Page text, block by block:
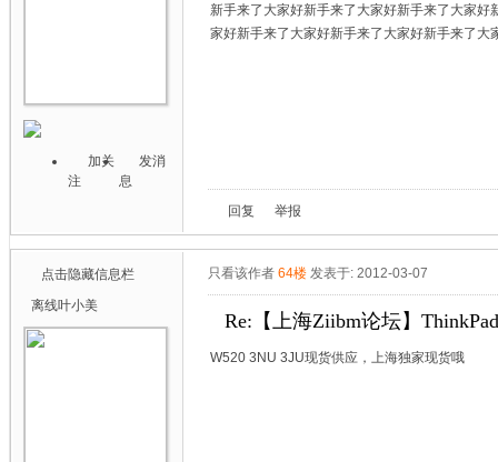
加关
注
发消
息
新手来了大家好新手来了大家好新手来了大家
家好新手来了大家好新手来了大家好新手来了大
回复 举报
点击隐藏信息栏
离线叶小美
只看该作者 64楼 发表于: 2012-03-07
Re:【上海Ziibm论坛】
W520 3NU 3JU现货供应，上海独家现货哦